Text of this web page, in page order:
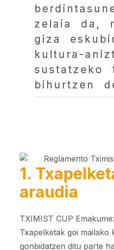
zelaia da,
giza
kultura-
sustatzeko
bihurtzen
1.
araudia
TXIMIST CUP
Txapelketak goi
gonbidatzen ditu parte